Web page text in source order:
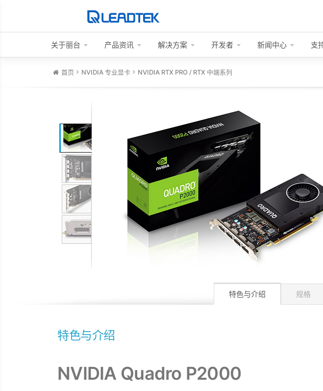
关于丽台 产品资讯 解决方案 开发者 新闻中心 支
首页 NVIDIA 专业显卡 NVIDIA RTX PRO / RTX 中端系列
特色与介绍 规格
特色与介绍
NVIDIA Quadro P2000